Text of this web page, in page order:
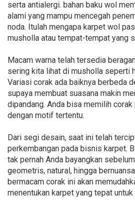
serta antialergi. bahan baku wol
alami yang mampu mencegah
noda. Itulah mengapa karpet wol
musholla atau tempat-tempat yang
Macam warna telah tersedia
sering kita lihat di musholla seperti
Variasi corak ada baiknya berbeda
supaya membuat suasana makin
dipandang. Anda bisa memilih
dengan motif tertentu.
Dari segi desain, saat ini telah
perkembangan pada bisnis karpet.
tak pernah Anda bayangkan
geometris, natural, hingga
bermacam corak ini akan
menentukan karpet yang tepat